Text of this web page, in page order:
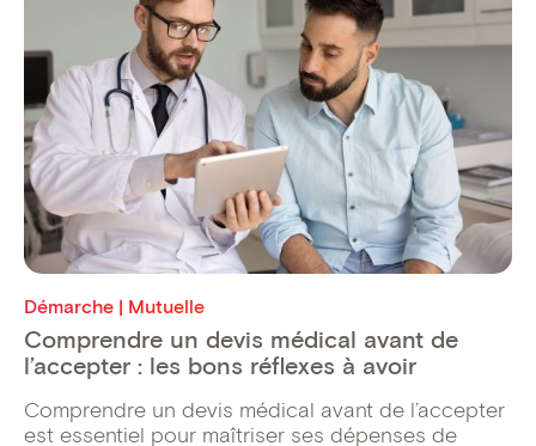
Démarche | Mutuelle
Comprendre un devis médical avant de
l’accepter : les bons réflexes à avoir
Comprendre un devis médical avant de l’accepter
est essentiel pour maîtriser ses dépenses de